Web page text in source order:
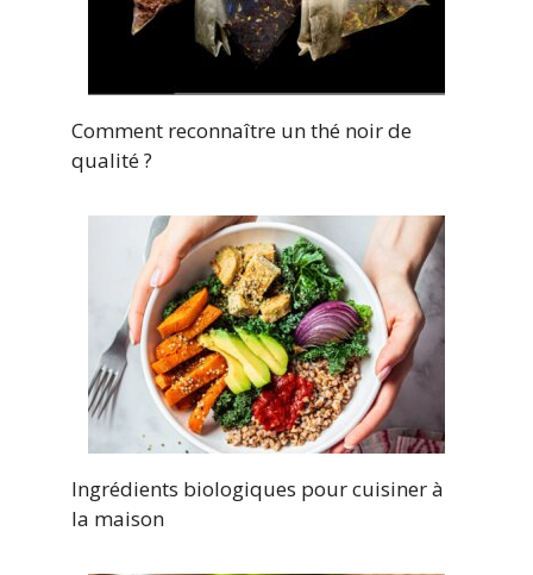
Comment reconnaître un thé noir de
qualité ?
Ingrédients biologiques pour cuisiner à
la maison